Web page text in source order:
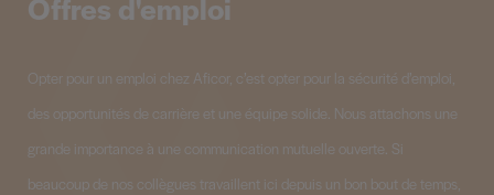
Opter pour un emploi chez Aficor, c’est opter pour la sécurité d’emploi,
des opportunités de carrière et une équipe solide. Nous attachons une
grande importance à une communication mutuelle ouverte. Si
beaucoup de nos collègues travaillent ici depuis un bon bout de temps,